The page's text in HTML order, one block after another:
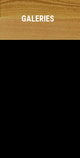
GALERIES